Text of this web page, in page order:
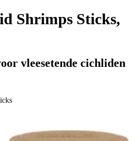
Shrimps Sticks,
vleesetende cichliden